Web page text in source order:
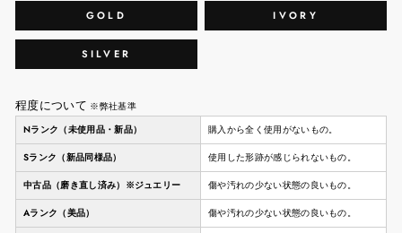
GOLD IVORY
SILVER
程度について ※弊社基準
Nランク（未使用品・新品）
購入から全く使用がないもの。
Sランク（新品同様品） 使用した形跡が感じられないもの。
中古品（磨き直し済み）※ジュエリー 傷や汚れの少ない状態の良いもの。
Aランク（美品） 傷や汚れの少ない状態の良いもの。